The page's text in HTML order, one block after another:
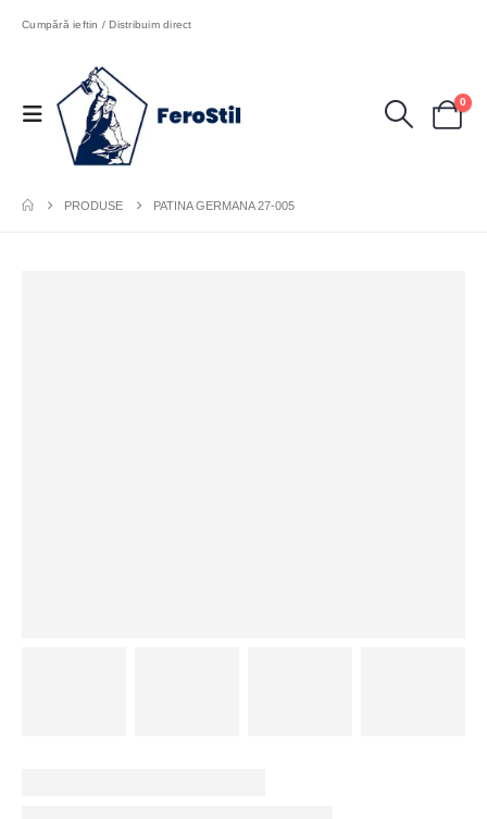
Cumpără ieftin / Distribuim direct
0
PRODUSE PATINA GERMANA 27-005